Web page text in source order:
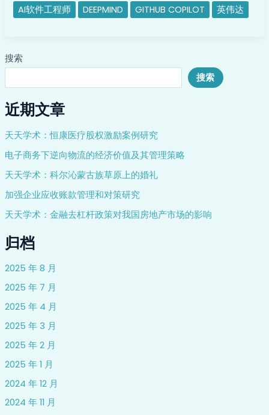
搜索
搜索
近期文章
天天学术：恒康医疗股权激励案例研究
电子商务下逆向物流的经济价值及其管理策略
天天学术：科尔沁蒙古族草原上的婚礼
加强企业应收账款管理和对策研究
天天学术：金融去杠杆政策对我国房地产市场的影响
归档
2025 年 8 月
2025 年 7 月
2025 年 4 月
2025 年 3 月
2025 年 2 月
2025 年 1 月
2024 年 12 月
2024 年 11 月
诞
生
AI软件工程师
DEEPMIND GITHUB COPILOT 英伟达